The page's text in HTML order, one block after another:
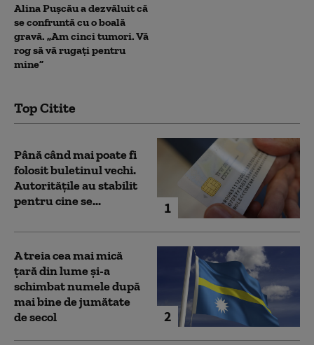
Alina Pușcău a dezvăluit că
se confruntă cu o boală
gravă. „Am cinci tumori. Vă
rog să vă rugați pentru
mine”
Top Citite
1
Până când mai poate fi
folosit buletinul vechi.
Autoritățile au stabilit
pentru cine se...
2
A treia cea mai mică
țară din lume și-a
schimbat numele după
mai bine de jumătate
de secol